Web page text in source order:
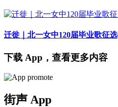
迁徙｜北一女中120届毕业歌征选
下载 App，查看更多内容
街声 App